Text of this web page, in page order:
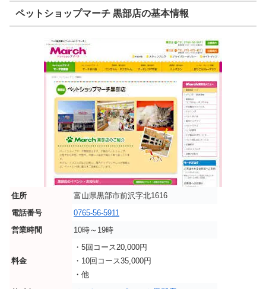
ペットショップマーチ 黒部店の基本情報
住所
富山県黒部市前沢字北1616
電話番号
0765-56-5911
営業時間
10時～19時
料金
・5回コース20,000円
・10回コース35,000円
・他